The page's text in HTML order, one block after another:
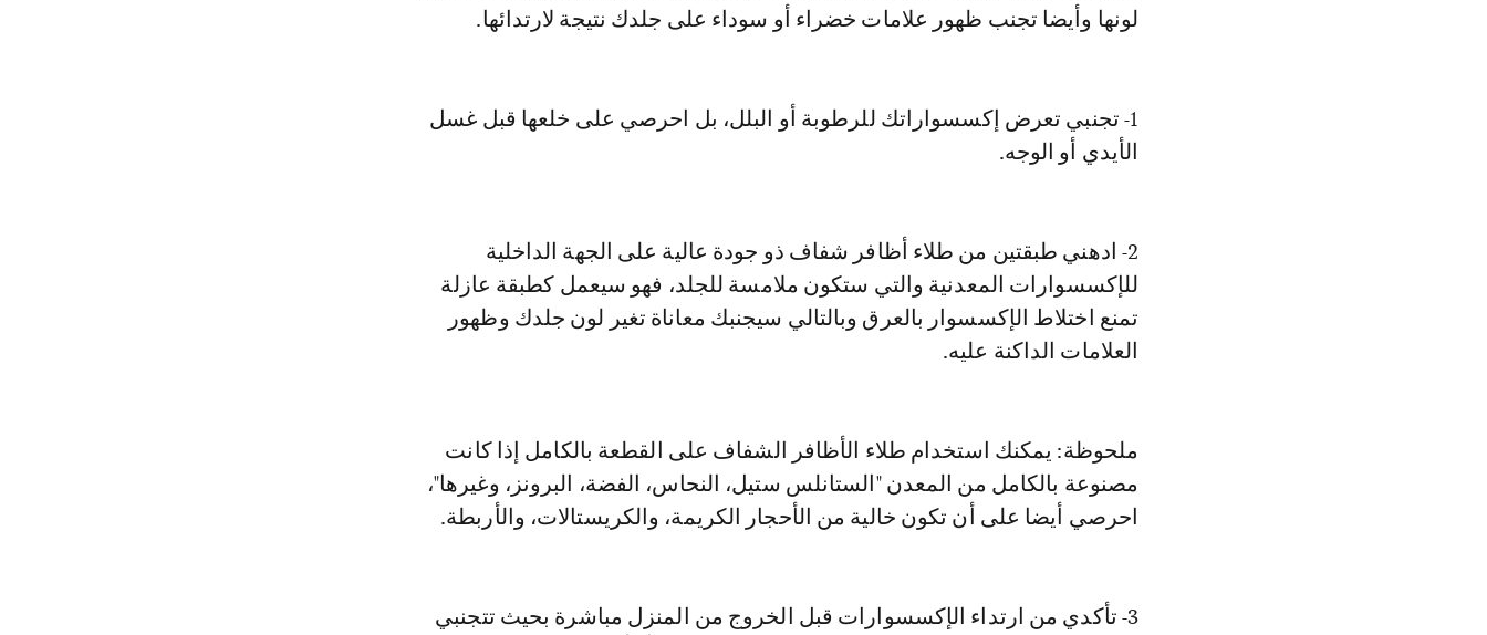
لونها وأيضا تجنب ظهور علامات خضراء أو سوداء على جلدك نتيجة لارتدائها.
1- تجنبي تعرض إكسسواراتك للرطوبة أو البلل، بل احرصي على خلعها قبل غسل
الأيدي أو الوجه.
2- ادهني طبقتين من طلاء أظافر شفاف ذو جودة عالية على الجهة الداخلية
للإكسسوارات المعدنية والتي ستكون ملامسة للجلد، فهو سيعمل كطبقة عازلة
تمنع اختلاط الإكسسوار بالعرق وبالتالي سيجنبك معاناة تغير لون جلدك وظهور
العلامات الداكنة عليه.
ملحوظة: يمكنك استخدام طلاء الأظافر الشفاف على القطعة بالكامل إذا كانت
مصنوعة بالكامل من المعدن "الستانلس ستيل، النحاس، الفضة، البرونز، وغيرها"،
احرصي أيضا على أن تكون خالية من الأحجار الكريمة، والكريستالات، والأربطة.
3- تأكدي من ارتداء الإكسسوارات قبل الخروج من المنزل مباشرة بحيث تتجنبي